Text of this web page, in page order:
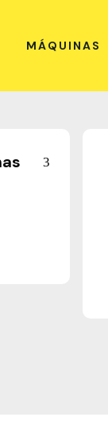
MÁQUINAS